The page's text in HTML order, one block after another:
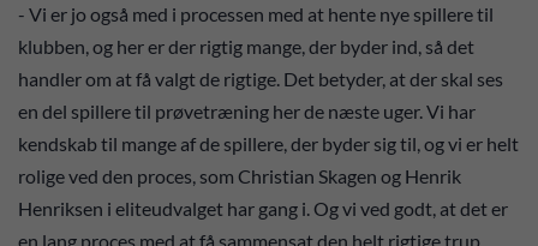
- Vi er jo også med i processen med at hente nye spillere til
klubben, og her er der rigtig mange, der byder ind, så det
handler om at få valgt de rigtige. Det betyder, at der skal ses
en del spillere til prøvetræning her de næste uger. Vi har
kendskab til mange af de spillere, der byder sig til, og vi er helt
rolige ved den proces, som Christian Skagen og Henrik
Henriksen i eliteudvalget har gang i. Og vi ved godt, at det er
en lang proces med at få sammensat den helt rigtige trup.